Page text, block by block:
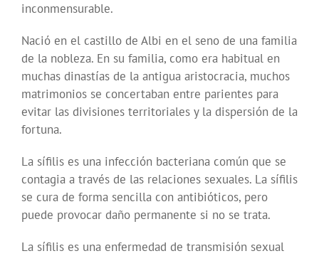
inconmensurable.
Nació en el castillo de Albi en el seno de una familia
de la nobleza. En su familia, como era habitual en
muchas dinastías de la antigua aristocracia, muchos
matrimonios se concertaban entre parientes para
evitar las divisiones territoriales y la dispersión de la
fortuna.
La sífilis es una infección bacteriana común que se
contagia a través de las relaciones sexuales. La sífilis
se cura de forma sencilla con antibióticos, pero
puede provocar daño permanente si no se trata.
La sífilis es una enfermedad de transmisión sexual